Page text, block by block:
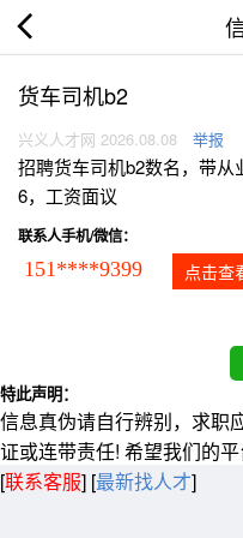
货车司机b2
兴义人才网 2026.08.08 举报
招聘货车司机b2数名，带
6，工资面议
联系人手机/微信：
151****9399 点击查
特此声明：
信息真伪请自行辨别，求职
证或连带责任! 希望我们的
[联系客服] [最新找人才]